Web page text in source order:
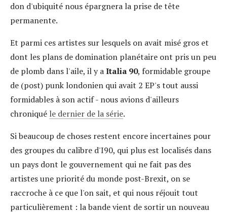
don d'ubiquité nous épargnera la prise de tête
permanente.
Et parmi ces artistes sur lesquels on avait misé gros et
dont les plans de domination planétaire ont pris un peu
de plomb dans l'aile, il y aItalia 90, formidable groupe
de (post) punk londonien qui avait 2 EP's tout aussi
formidables à son actif - nous avions d'ailleurs
chroniqué le dernier de la série.
Si beaucoup de choses restent encore incertaines pour
des groupes du calibre d'I90, qui plus est localisés dans
un pays dont le gouvernement qui ne fait pas des
artistes une priorité du monde post-Brexit, on se
raccroche à ce que l'on sait, et qui nous réjouit tout
particulièrement : la bande vient de sortir un nouveau